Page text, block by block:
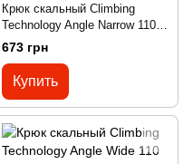
Крюк скальный Climbing
Technology Angle Narrow 110
mm black
673 грн
Купить